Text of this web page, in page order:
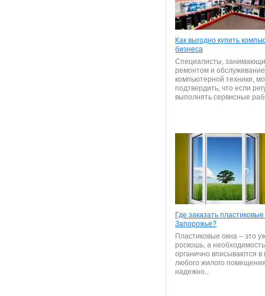
Как выгодно купить
бизнеса
Специалисты,
ремонтом и
компьютерной техники,
подтвердить, что если
выполнять сервисные
Где заказать
Запорожье?
Пластиковые окна – это
роскошь, а
органично вписываются в
любого жилого
надежно...